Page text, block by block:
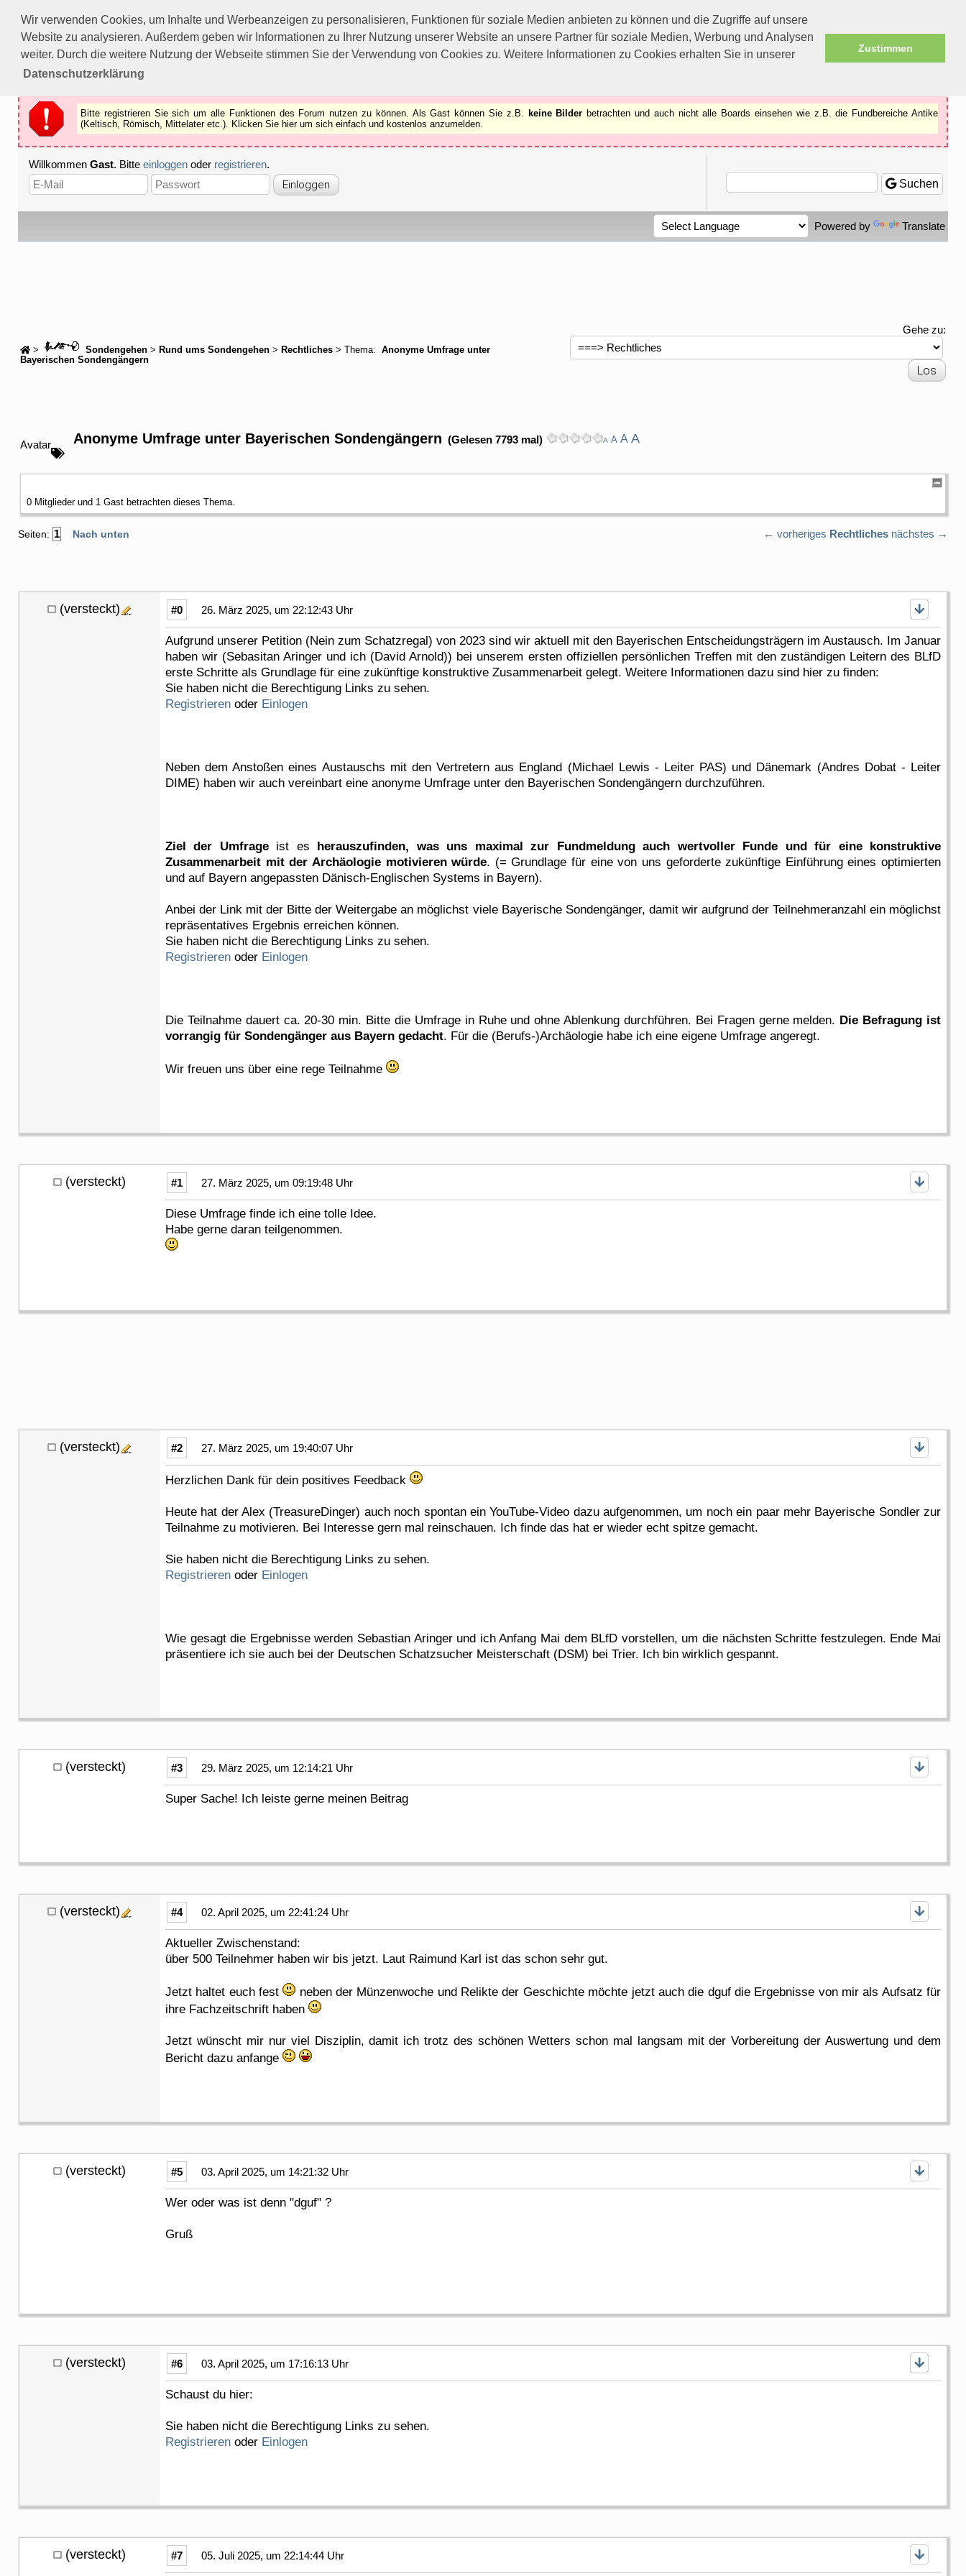
Wir verwenden Cookies, um Inhalte und Werbeanzeigen zu personalisieren, Funktionen für soziale Medien anbieten zu können und die Zugriffe auf unsere
Website zu analysieren. Außerdem geben wir Informationen zu Ihrer Nutzung unserer Website an unsere Partner für soziale Medien, Werbung und Analysen
weiter. Durch die weitere Nutzung der Webseite stimmen Sie der Verwendung von Cookies zu. Weitere Informationen zu Cookies erhalten Sie in unserer
Datenschutzerklärung
Zustimmen
Bitte registrieren Sie sich um alle Funktionen des Forums nutzen zu können.
Als Gast können Sie z.B.keine Bilderbetrachten.
Registrieren
Schliessen
Bitte registrieren Sie sich um alle Funktionen des Forum nutzen zu können. Als Gast können Sie z.B. keine Bilder betrachten und auch nicht alle Boards einsehen wie z.B. die Fundbereiche Antike
(Keltisch, Römisch, Mittelater etc.). Klicken Sie hier um sich einfach und kostenlos anzumelden.
Willkommen Gast. Bitte einloggen oder registrieren.
Suchen
Powered by Translate
> Sondengehen > Rund ums Sondengehen > Rechtliches > Thema:
Anonyme Umfrage unter
Bayerischen Sondengängern
Gehe zu:
Avatar Anonyme Umfrage unter Bayerischen Sondengängern (Gelesen 7793 mal) A A A A
0 Mitglieder und 1 Gast betrachten dieses Thema.
Seiten: 1 Nach unten ← vorheriges Rechtliches nächstes →
(versteckt) #0 26. März 2025, um 22:12:43 Uhr
Aufgrund unserer Petition (Nein zum Schatzregal) von 2023 sind wir aktuell mit den Bayerischen Entscheidungsträgern im Austausch. Im Januar
haben wir (Sebasitan Aringer und ich (David Arnold)) bei unserem ersten offiziellen persönlichen Treffen mit den zuständigen Leitern des BLfD
erste Schritte als Grundlage für eine zukünftige konstruktive Zusammenarbeit gelegt. Weitere Informationen dazu sind hier zu finden:
Sie haben nicht die Berechtigung Links zu sehen.
Registrieren oder Einlogen
Neben dem Anstoßen eines Austauschs mit den Vertretern aus England (Michael Lewis - Leiter PAS) und Dänemark (Andres Dobat - Leiter
DIME) haben wir auch vereinbart eine anonyme Umfrage unter den Bayerischen Sondengängern durchzuführen.
Ziel der Umfrageist es herauszufinden, was uns maximal zur Fundmeldung auch wertvoller Funde und für eine konstruktive
Zusammenarbeit mit der Archäologie motivieren würde. (= Grundlage für eine von uns geforderte zukünftige Einführung eines optimierten
und auf Bayern angepassten Dänisch-Englischen Systems in Bayern).
Anbei der Link mit der Bitte der Weitergabe an möglichst viele Bayerische Sondengänger, damit wir aufgrund der Teilnehmeranzahl ein möglichst
repräsentatives Ergebnis erreichen können.
Sie haben nicht die Berechtigung Links zu sehen.
Registrieren oder Einlogen
Die Teilnahme dauert ca. 20-30 min. Bitte die Umfrage in Ruhe und ohne Ablenkung durchführen. Bei Fragen gerne melden. Die Befragung ist
vorrangig für Sondengänger aus Bayern gedacht. Für die (Berufs-)Archäologie habe ich eine eigene Umfrage angeregt.
Wir freuen uns über eine rege Teilnahme
(versteckt) #1 27. März 2025, um 09:19:48 Uhr
Diese Umfrage finde ich eine tolle Idee.
Habe gerne daran teilgenommen.
(versteckt) #2 27. März 2025, um 19:40:07 Uhr
Herzlichen Dank für dein positives Feedback
Heute hat der Alex (TreasureDinger) auch noch spontan ein YouTube-Video dazu aufgenommen, um noch ein paar mehr Bayerische Sondler zur
Teilnahme zu motivieren. Bei Interesse gern mal reinschauen. Ich finde das hat er wieder echt spitze gemacht.
Sie haben nicht die Berechtigung Links zu sehen.
Registrieren oder Einlogen
Wie gesagt die Ergebnisse werden Sebastian Aringer und ich Anfang Mai dem BLfD vorstellen, um die nächsten Schritte festzulegen. Ende Mai
präsentiere ich sie auch bei der Deutschen Schatzsucher Meisterschaft (DSM) bei Trier. Ich bin wirklich gespannt.
(versteckt) #3 29. März 2025, um 12:14:21 Uhr
Super Sache! Ich leiste gerne meinen Beitrag
(versteckt) #4 02. April 2025, um 22:41:24 Uhr
Aktueller Zwischenstand:
über 500 Teilnehmer haben wir bis jetzt. Laut Raimund Karl ist das schon sehr gut.
Jetzt haltet euch fest
neben der Münzenwoche und Relikte der Geschichte möchte jetzt auch die dguf die Ergebnisse von mir als Aufsatz für
ihre Fachzeitschrift haben
Jetzt wünscht mir nur viel Disziplin, damit ich trotz des schönen Wetters schon mal langsam mit der Vorbereitung der Auswertung und dem
Bericht dazu anfange
(versteckt) #5 03. April 2025, um 14:21:32 Uhr
Wer oder was ist denn "dguf" ?
Gruß
(versteckt) #6 03. April 2025, um 17:16:13 Uhr
Schaust du hier:
Sie haben nicht die Berechtigung Links zu sehen.
Registrieren oder Einlogen
(versteckt) #7 05. Juli 2025, um 22:14:44 Uhr